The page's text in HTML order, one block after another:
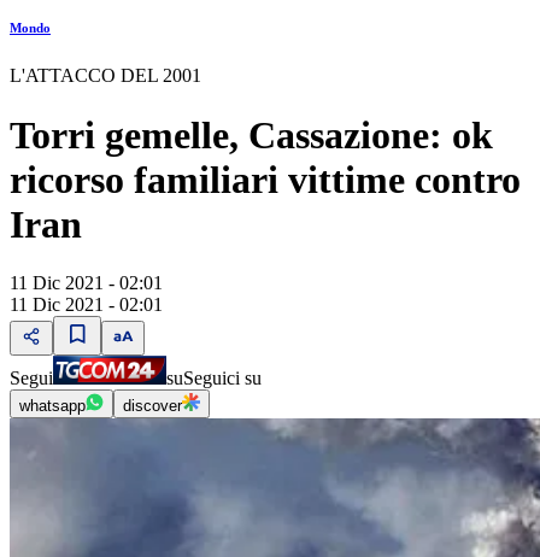
Mondo
L'ATTACCO DEL 2001
Torri gemelle, Cassazione: ok
ricorso familiari vittime contro
Iran
11 Dic 2021 - 02:01
11 Dic 2021 - 02:01
Segui suSeguici su
whatsapp discover